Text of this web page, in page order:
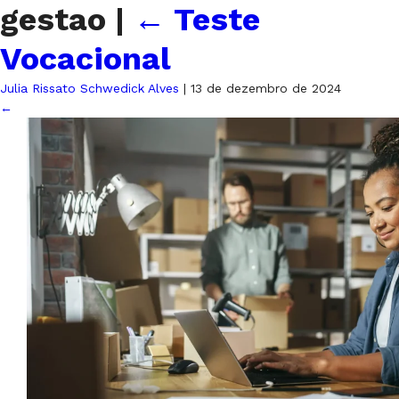
gestao | ← Teste
Vocacional
Julia Rissato Schwedick Alves | 13 de dezembro de 2024
←